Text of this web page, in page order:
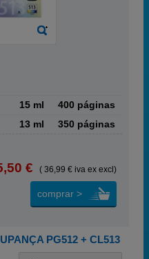
15 ml
400 páginas
13 ml 350 páginas
€ ( 36,99 € iva ex excl)
comprar >
PG512 + CL513